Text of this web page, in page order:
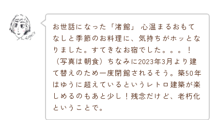
お世話になった「渚館」 心温まるおもて
なしと季節のお料理に、気持ちがホッとな
りました。すてきなお宿でした。。。！
（写真は朝食）ちなみに2023年3月より建
て替えのため一度閉館されるそう。築50年
はゆうに超えているというレトロ建築が楽
しめるのもあと少し！残念だけど、老朽化
ということで。